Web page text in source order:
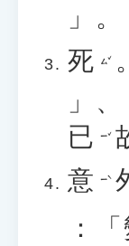
」。
死
ㄙˇ 。
」、
已
ㄧˇ
意
ㄧˋ
：「